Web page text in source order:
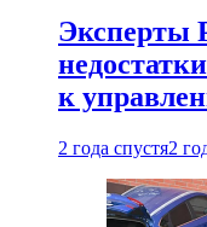
Эксперты
к
2 года спустя2